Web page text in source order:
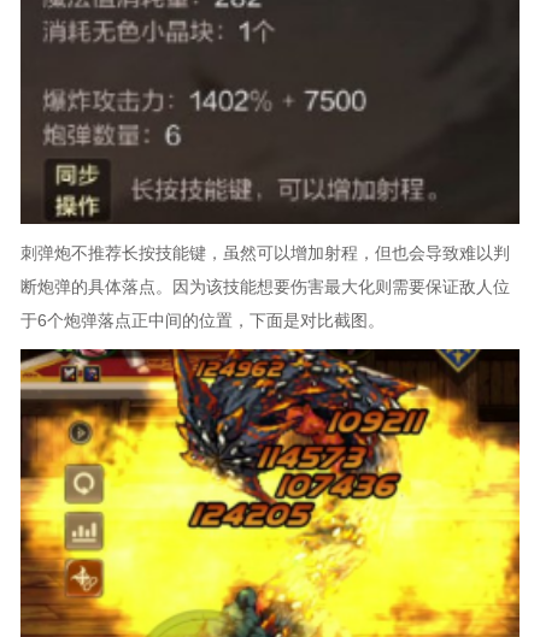
刺弹炮不推荐长按技能键，虽然可以增加射程，但也会导致难以判
断炮弹的具体落点。因为该技能想要伤害最大化则需要保证敌人位
于6个炮弹落点正中间的位置，下面是对比截图。